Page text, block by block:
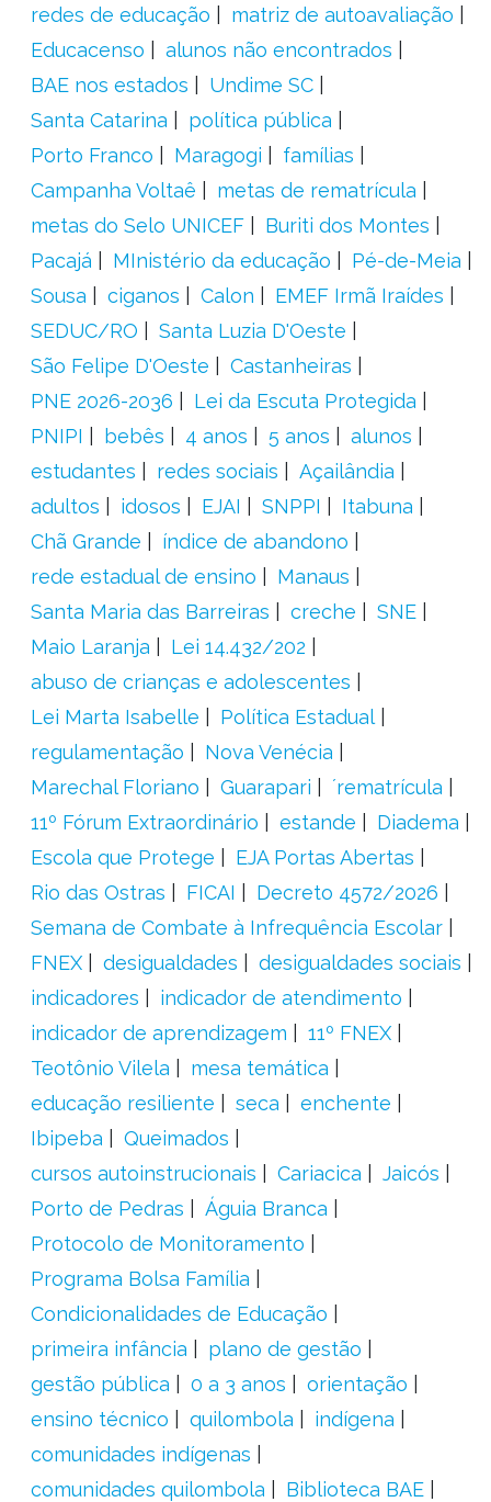
redes de educação
matriz de autoavaliação
Educacenso
alunos não encontrados
BAE nos estados
Undime SC
Santa Catarina
política pública
Porto Franco
Maragogi
famílias
Campanha Voltaê
metas de rematrícula
metas do Selo UNICEF
Buriti dos Montes
Pacajá
MInistério da educação
Pé-de-Meia
Sousa
ciganos Calon
EMEF Irmã Iraídes
SEDUC/RO
Santa Luzia D'Oeste
São Felipe D'Oeste
Castanheiras
PNE 2026-2036
Lei da Escuta Protegida
PNIPI
bebês 4 anos 5 anos
alunos
estudantes
redes sociais
Açailândia
adultos
idosos EJAI SNPPI
Itabuna
Chã Grande
índice de abandono
rede estadual de ensino
Manaus
Santa Maria das Barreiras
creche
SNE
Maio Laranja
Lei 14.432/202
abuso de crianças e adolescentes
Lei Marta Isabelle
Política Estadual
regulamentação
Nova Venécia
Marechal Floriano
Guarapari
´rematrícula
11º Fórum Extraordinário
estande
Diadema
Escola que Protege
EJA Portas Abertas
Rio das Ostras
FICAI
Decreto 4572/2026
Semana de Combate à Infrequência Escolar
FNEX
desigualdades
desigualdades sociais
indicadores
indicador de atendimento
indicador de aprendizagem
11º FNEX
Teotônio Vilela
mesa temática
educação resiliente
seca
enchente
Ibipeba
Queimados
cursos autoinstrucionais
Cariacica
Jaicós
Porto de Pedras
Águia Branca
Protocolo de Monitoramento
Programa Bolsa Família
Condicionalidades de Educação
primeira infância
plano de gestão
gestão pública
0 a 3 anos
orientação
ensino técnico
quilombola
indígena
comunidades indígenas
comunidades quilombola
Biblioteca BAE